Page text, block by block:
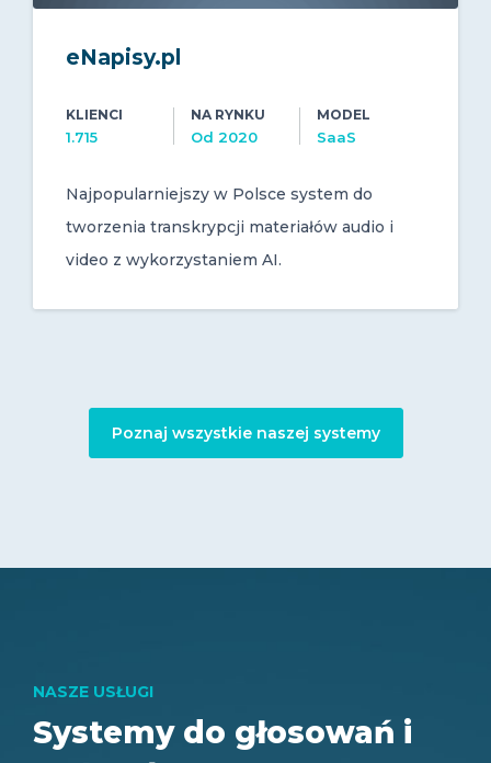
eNapisy.pl
KLIENCI
1.715
NA RYNKU
Od 2020
MODEL
SaaS
Najpopularniejszy w Polsce system do
tworzenia transkrypcji materiałów audio i
video z wykorzystaniem AI.
Poznaj wszystkie naszej systemy
Systemy do głosowań i
NASZE USŁUGI